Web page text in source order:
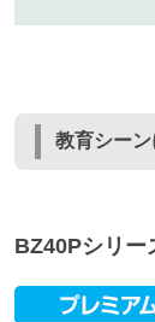
教育シー
BZ40Pシリー